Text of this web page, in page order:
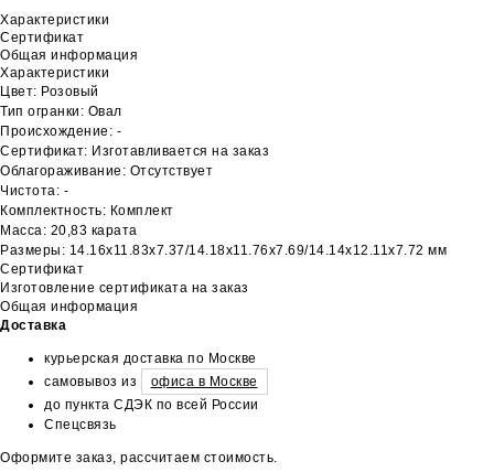
Характеристики
Сертификат
Общая информация
Характеристики
Цвет: Розовый
Тип огранки: Овал
Происхождение: -
Сертификат: Изготавливается на заказ
Облагораживание: Отсутствует
Чистота: -
Комплектность: Комплект
Масса: 20,83 карата
Размеры: 14.16х11.83х7.37/14.18х11.76х7.69/14.14х12.11х7.72 мм
Сертификат
Изготовление сертификата на заказ
Общая информация
Доставка
курьерская доставка по Москве
самовывоз из
офиса в Москве
до пункта СДЭК по всей России
Спецсвязь
Оформите заказ, рассчитаем стоимость.